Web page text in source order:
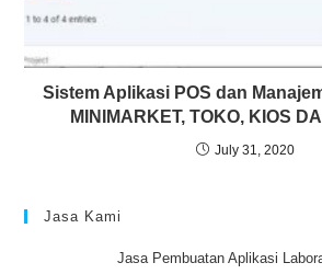
Sistem Aplikasi POS dan
MINIMARKET, TOKO, KIOS
July 31, 2020
Jasa Kami
Jasa Pembuatan Aplikasi